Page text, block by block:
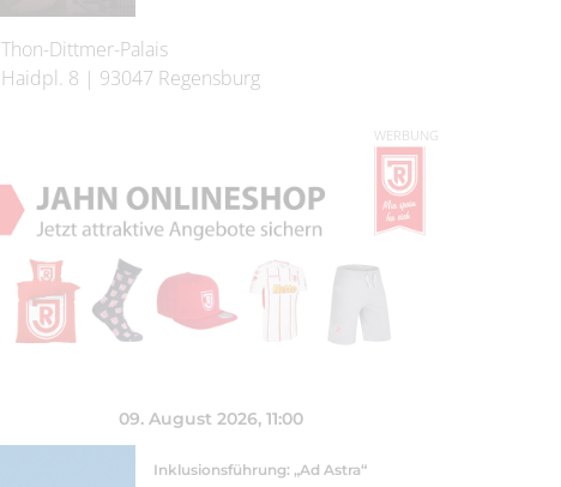
Thon-Dittmer-Palais
Haidpl. 8 | 93047 Regensburg
WERBUNG
09. August 2026, 11:00
Inklusionsführung: „Ad Astra“